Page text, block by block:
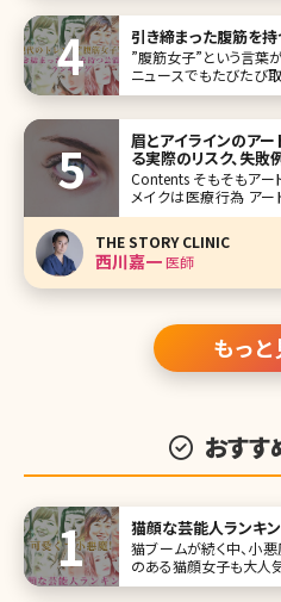
引き締まった腹筋を
”腹筋女子”という言葉
ニュースでもたびたび
どに通いながら体を鍛
などにも効果的という
ンドとなりつつある”引き
眉とアイラインのアー
る実際のリスク、失敗
Contents そもそもアートメイクとタトゥーは違うの? アート
メイクは医療行為 アー
禁忌と適応注意 眉とア
トメイクのデメリット 眉
THE STORY CLINIC
西川嘉一医師
もっ
おす
猫顔な芸能人ランキ
猫ブームが続く中、小
のある猫顔女子も大人
つくるためにメイク方